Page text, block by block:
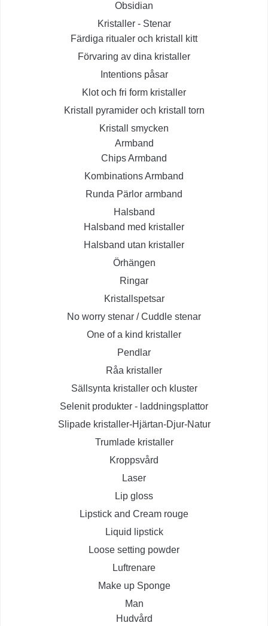
Obsidian
Kristaller - Stenar
Färdiga ritualer och kristall kitt
Förvaring av dina kristaller
Intentions påsar
Klot och fri form kristaller
Kristall pyramider och kristall torn
Kristall smycken
Armband
Chips Armband
Kombinations Armband
Runda Pärlor armband
Halsband
Halsband med kristaller
Halsband utan kristaller
Örhängen
Ringar
Kristallspetsar
No worry stenar / Cuddle stenar
One of a kind kristaller
Pendlar
Råa kristaller
Sällsynta kristaller och kluster
Selenit produkter - laddningsplattor
Slipade kristaller-Hjärtan-Djur-Natur
Trumlade kristaller
Kroppsvård
Laser
Lip gloss
Lipstick and Cream rouge
Liquid lipstick
Loose setting powder
Luftrenare
Make up Sponge
Man
Hudvård